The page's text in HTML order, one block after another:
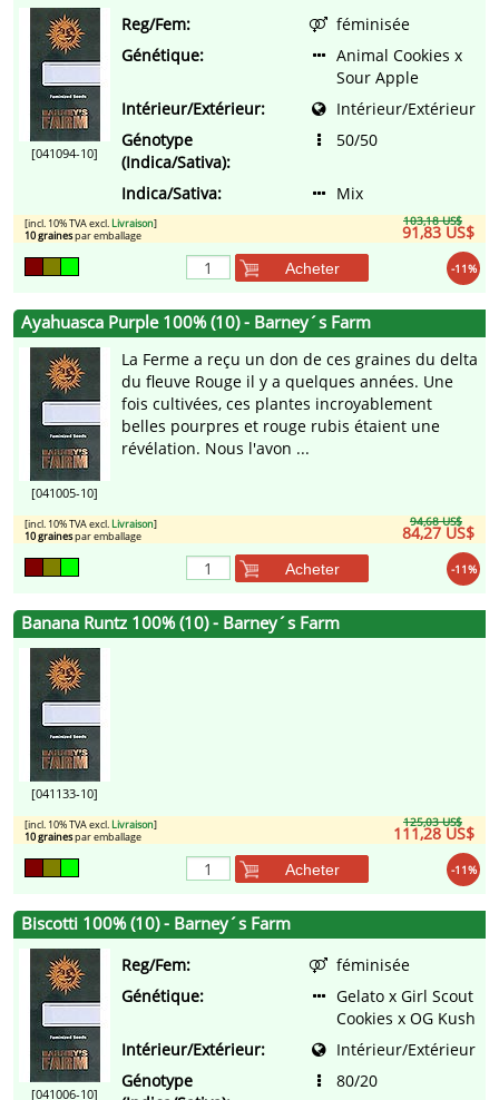
[041094-10]
Reg/Fem:
féminisée
Génétique:
Animal Cookies x
Sour Apple
Intérieur/Extérieur:
Intérieur/Extérieur
Génotype
(Indica/Sativa):
50/50
Indica/Sativa: Mix
103,18 US$
91,83 US$
[incl. 10% TVA excl. Livraison]
10 grainespar emballage
-11%
Acheter
Ayahuasca Purple 100% (10) - Barney´s Farm
[041005-10]
La Ferme a reçu un don de ces graines du delta
du fleuve Rouge il y a quelques années. Une
fois cultivées, ces plantes incroyablement
belles pourpres et rouge rubis étaient une
révélation. Nous l'avon ...
94,68 US$
84,27 US$
[incl. 10% TVA excl. Livraison]
10 grainespar emballage
-11%
Acheter
Banana Runtz 100% (10) - Barney´s Farm
[041133-10]
125,03 US$
111,28 US$
[incl. 10% TVA excl. Livraison]
10 grainespar emballage
-11%
Acheter
Biscotti 100% (10) - Barney´s Farm
[041006-10]
Reg/Fem:
féminisée
Génétique:
Gelato x Girl Scout
Cookies x OG Kush
Intérieur/Extérieur:
Intérieur/Extérieur
Génotype
80/20